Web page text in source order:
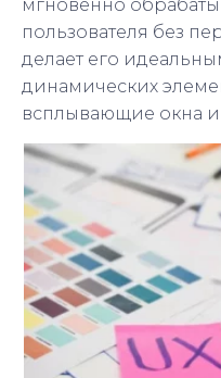
мгновенно
пользователя без
делает его
динамических
всплывающие окна